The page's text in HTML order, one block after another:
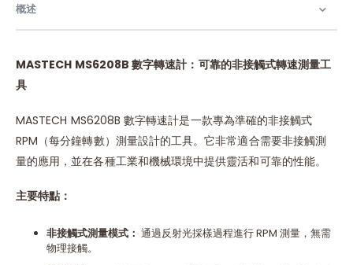
概述
MASTECH MS6208B數字轉速計：可靠的非接觸式轉速測量工
具
MASTECH MS6208B 數字轉速計是一款專為準確的非接觸式
RPM（每分鐘轉數）測量設計的工具。它非常適合需要非接觸測
量的應用，並在各種工業和機械環境中提供靈活和可靠的性能。
主要特點：
非接觸式測量模式： 通過反射光採樣過程進行 RPM 測量，無需
物理接觸。